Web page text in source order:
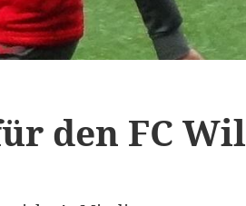
den FC Wil